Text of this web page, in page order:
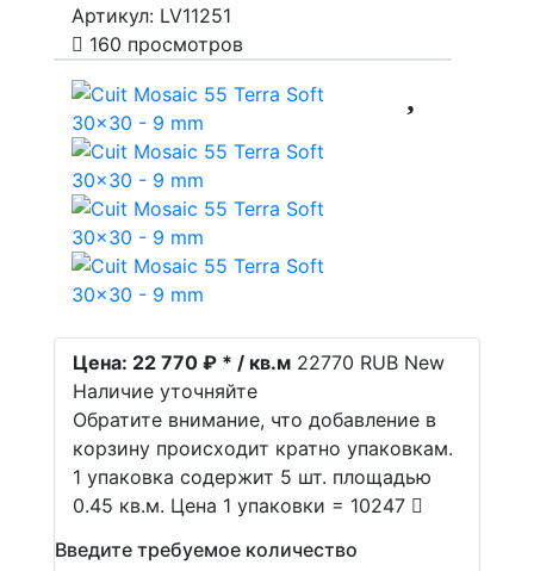
Артикул: LV11251
160 просмотров
Цена: 22 770 ₽ * / кв.м 22770 RUB New
Наличие уточняйте
Обратите внимание, что добавление в
корзину происходит кратно упаковкам.
1 упаковка содержит 5 шт. площадью
0.45 кв.м. Цена 1 упаковки = 10247
Введите требуемое количество